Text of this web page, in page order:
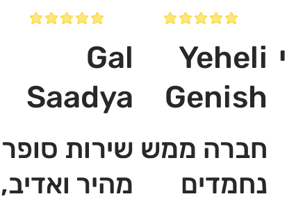
Gal
Saadya
שירות סופר
מהיר ואדיב,
Yeheli
Genish
חברה ממש
נחמדים